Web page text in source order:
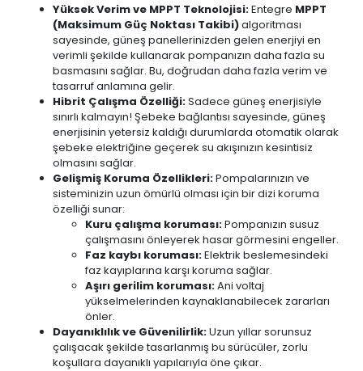
Yüksek Verim ve MPPT Teknolojisi:Entegre MPPT
(Maksimum Güç Noktası Takibi)algoritması
sayesinde, güneş panellerinizden gelen enerjiyi en
verimli şekilde kullanarak pompanızın daha fazla su
basmasını sağlar. Bu, doğrudan daha fazla verim ve
tasarruf anlamına gelir.
Hibrit Çalışma Özelliği:Sadece güneş enerjisiyle
sınırlı kalmayın! Şebeke bağlantısı sayesinde, güneş
enerjisinin yetersiz kaldığı durumlarda otomatik olarak
şebeke elektriğine geçerek su akışınızın kesintisiz
olmasını sağlar.
Gelişmiş Koruma Özellikleri:Pompalarınızın ve
sisteminizin uzun ömürlü olması için bir dizi koruma
özelliği sunar:
Kuru çalışma koruması:Pompanızın susuz
çalışmasını önleyerek hasar görmesini engeller.
Faz kaybı koruması:Elektrik beslemesindeki
faz kayıplarına karşı koruma sağlar.
Aşırı gerilim koruması:Ani voltaj
yükselmelerinden kaynaklanabilecek zararları
önler.
Dayanıklılık ve Güvenilirlik:Uzun yıllar sorunsuz
çalışacak şekilde tasarlanmış bu sürücüler, zorlu
koşullara dayanıklı yapılarıyla öne çıkar.